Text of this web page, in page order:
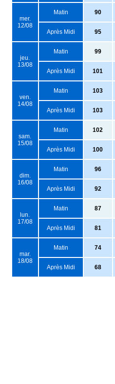
mer.
12/08
Matin 90
Après Midi 95
jeu.
13/08
Matin 99
Après Midi 101
ven.
14/08
Matin 103
Après Midi 103
sam.
15/08
Matin 102
Après Midi 100
dim.
16/08
Matin 96
Après Midi 92
lun.
17/08
Matin 87
Après Midi 81
mar.
18/08
Matin 74
Après Midi 68